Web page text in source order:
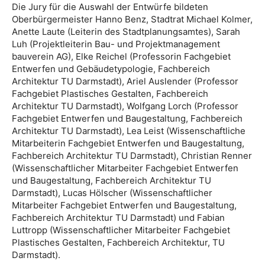
Die Jury für die Auswahl der Entwürfe bildeten
Oberbürgermeister Hanno Benz, Stadtrat Michael Kolmer,
Anette Laute (Leiterin des Stadtplanungsamtes), Sarah
Luh (Projektleiterin Bau- und Projektmanagement
bauverein AG), Elke Reichel (Professorin Fachgebiet
Entwerfen und Gebäudetypologie, Fachbereich
Architektur TU Darmstadt), Ariel Auslender (Professor
Fachgebiet Plastisches Gestalten, Fachbereich
Architektur TU Darmstadt), Wolfgang Lorch (Professor
Fachgebiet Entwerfen und Baugestaltung, Fachbereich
Architektur TU Darmstadt), Lea Leist (Wissenschaftliche
Mitarbeiterin Fachgebiet Entwerfen und Baugestaltung,
Fachbereich Architektur TU Darmstadt), Christian Renner
(Wissenschaftlicher Mitarbeiter Fachgebiet Entwerfen
und Baugestaltung, Fachbereich Architektur TU
Darmstadt), Lucas Hölscher (Wissenschaftlicher
Mitarbeiter Fachgebiet Entwerfen und Baugestaltung,
Fachbereich Architektur TU Darmstadt) und Fabian
Luttropp (Wissenschaftlicher Mitarbeiter Fachgebiet
Plastisches Gestalten, Fachbereich Architektur, TU
Darmstadt).